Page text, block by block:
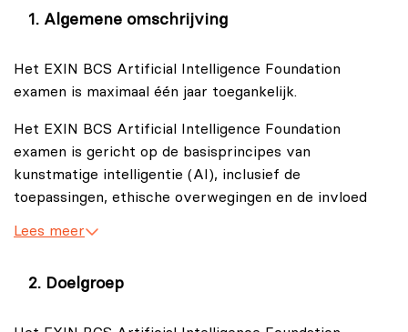
Algemene omschrijving
Het EXIN BCS Artificial Intelligence Foundation
examen is maximaal één jaar toegankelijk.
Het EXIN BCS Artificial Intelligence Foundation
examen is gericht op de basisprincipes van
kunstmatige intelligentie (AI), inclusief de
toepassingen, ethische overwegingen en de invloed
kunstmatige intelligentie en de praktische
Lees meer
Doelgroep